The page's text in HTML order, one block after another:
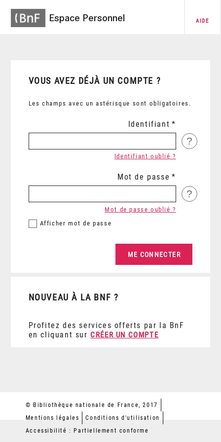
Espace Personnel AIDE
VOUS AVEZ DÉJÀ UN COMPTE ?
Les champs avec un astérisque sont obligatoires.
Identifiant
?
Identifiant oublié ?
Mot de passe
?
Afficher mot de passe
Mot de passe oublié ?
NOUVEAU À LA BNF ?
Profitez des services offerts par la BnF
en cliquant sur CRÉER UN COMPTE
© Bibliothèque nationale de France, 2017
Mentions légales
Conditions d'utilisation
Accessibilité : Partiellement conforme